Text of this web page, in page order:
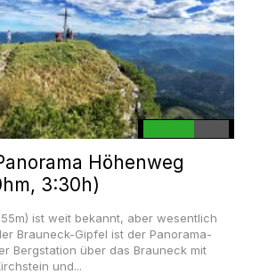
Höhenweg
3:30h)
ist weit bekannt, aber wesentlich
Brauneck-Gipfel ist der Panorama-
Bergstation über das Brauneck mit
und...